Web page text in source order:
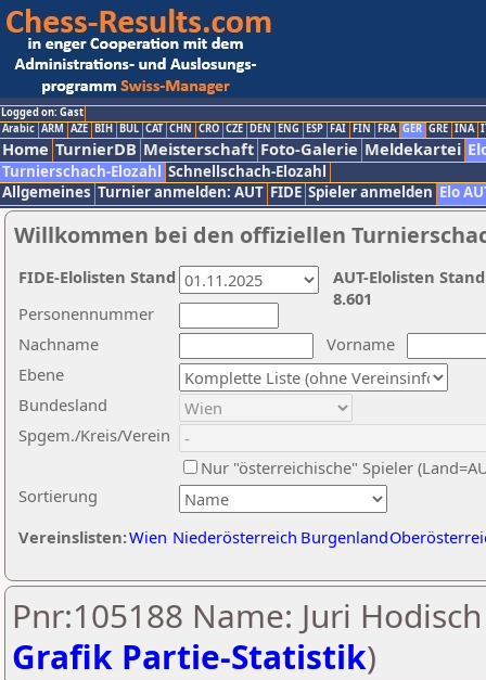
Logged on: Gast
Arabic ARM AZE BIH BUL CAT CHN CRO CZE DEN ENG ESP FAI FIN FRA GER GRE INA
Home TurnierDB Meisterschaft Foto-Galerie Meldekartei
Turnierschach-Elozahl Schnellschach-Elozahl
Allgemeines Turnier anmelden: AUT FIDE Spieler anmelden Elo
Willkommen bei den offiziellen
Nachname
Vorname
Ebene
Sortierung
Personennummer
Bundesland
Spgem./Kreis/Verein
Nur "österreichische" Spieler
Vereinslisten:Wien Niederösterreich Burgenland
AUT-Elolisten
8.601
FIDE-Elolisten Stand
Pnr:105188 Name: Juri
Grafik Partie-Statistik)